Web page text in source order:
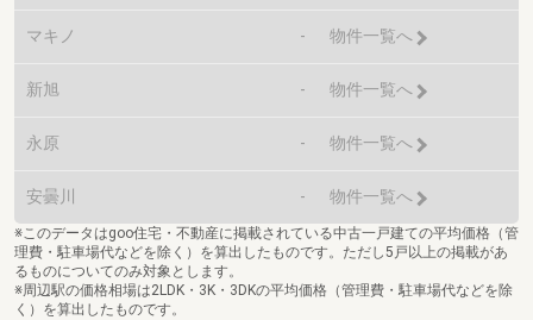
マキノ - 物件一覧へ
新旭 - 物件一覧へ
永原 - 物件一覧へ
安曇川 - 物件一覧へ
※このデータはgoo住宅・不動産に掲載されている中古一戸建ての平均価格（管
理費・駐車場代などを除く）を算出したものです。ただし5戸以上の掲載があ
るものについてのみ対象とします。
※周辺駅の価格相場は2LDK・3K・3DKの平均価格（管理費・駐車場代などを除
く）を算出したものです。